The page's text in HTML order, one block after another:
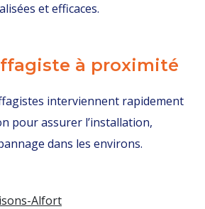
et efficaces.
à proximité
interviennent rapidement
pour assurer l’installation,
dans les environs.
Alfort